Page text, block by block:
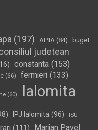
(197) APIA (84)
buget
judetean
constanta (153)
(66) fermieri (133)
(60)
Ialomita
IPJ Ialomita (96) ISU
(111)
Marian Pavel